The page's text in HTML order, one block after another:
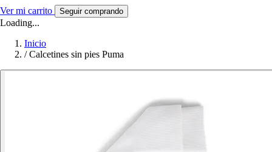
Ver mi carrito Seguir comprando
Loading...
Inicio
/ Calcetines sin pies Puma